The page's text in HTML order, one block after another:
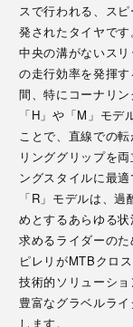
スで行われる、ス
発されたタイヤです
中央の溝がないス
の走行効率を発揮
間、特にコーナリン
「H」や「M」モ
ことで、直線での
リンググリップを
ングスタイルに最適
「R」モデルは、
めとするあらゆる
求めるライダーのた
ピレリがMTBクロ
技術的ソリューシ
豊富なグラベルラ
します。